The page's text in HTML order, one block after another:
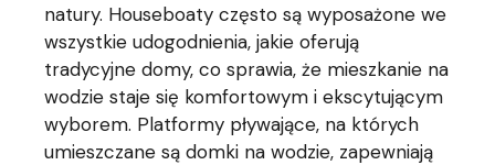
natury. Houseboaty często są wyposażone we
wszystkie udogodnienia, jakie oferują
tradycyjne domy, co sprawia, że mieszkanie na
wodzie staje się komfortowym i ekscytującym
wyborem. Platformy pływające, na których
umieszczane są domki na wodzie, zapewniają